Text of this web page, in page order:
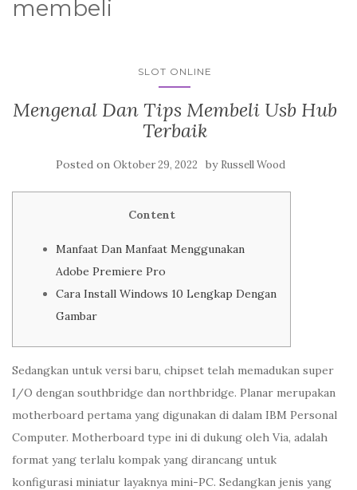
membeli
SLOT ONLINE
Mengenal Dan Tips Membeli Usb Hub
Terbaik
Posted on Oktober 29, 2022 by Russell Wood
Content
Manfaat Dan Manfaat Menggunakan
Adobe Premiere Pro
Cara Install Windows 10 Lengkap Dengan
Gambar
Sedangkan untuk versi baru, chipset telah memadukan super
I/O dengan southbridge dan northbridge. Planar merupakan
motherboard pertama yang digunakan di dalam IBM Personal
Computer. Motherboard type ini di dukung oleh Via, adalah
format yang terlalu kompak yang dirancang untuk
konfigurasi miniatur layaknya mini-PC. Sedangkan jenis yang